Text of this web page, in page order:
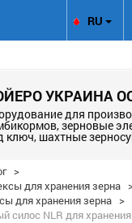
УКРАИНА
для
зерновые
ключ, шахтные
RU
>
для хранения зерна
для хранения зерна >
силос NLR для